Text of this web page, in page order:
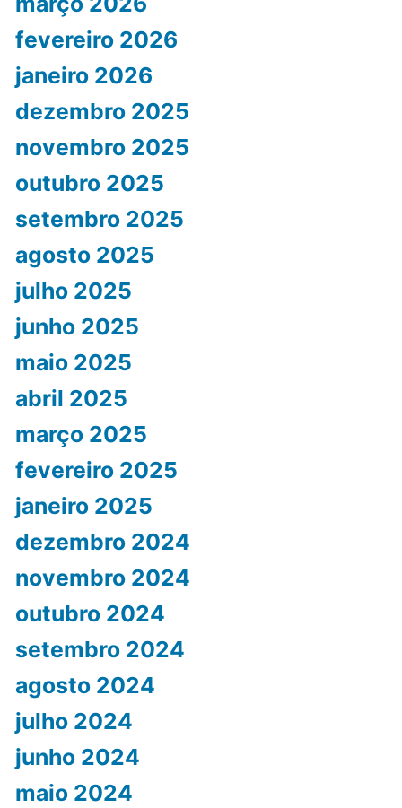
fevereiro 2026
janeiro 2026
dezembro 2025
novembro 2025
outubro 2025
setembro 2025
agosto 2025
julho 2025
junho 2025
maio 2025
abril 2025
março 2025
fevereiro 2025
janeiro 2025
dezembro 2024
novembro 2024
outubro 2024
setembro 2024
agosto 2024
julho 2024
junho 2024
maio 2024